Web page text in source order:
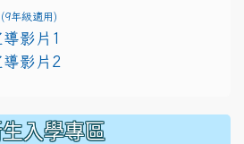
(9年級適用)
presentation/d/
影片1
presentation/d/
影片2
入學專區